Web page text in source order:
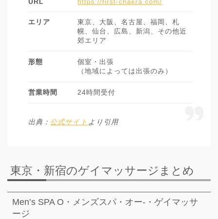
URL https://first-chakra.com/
エリア
東京、大阪、名古屋、福岡、札
幌、仙台、広島、新潟、その他近
郊エリア
形態
個室・出張
（地域によっては出張のみ）
営業時間 24時間受付
出典： 公式サイト より引用
東京・新宿のゲイマッサージまとめ
Men’s SPA O・メンズスパ・オー-・ゲイマッサ
ージ